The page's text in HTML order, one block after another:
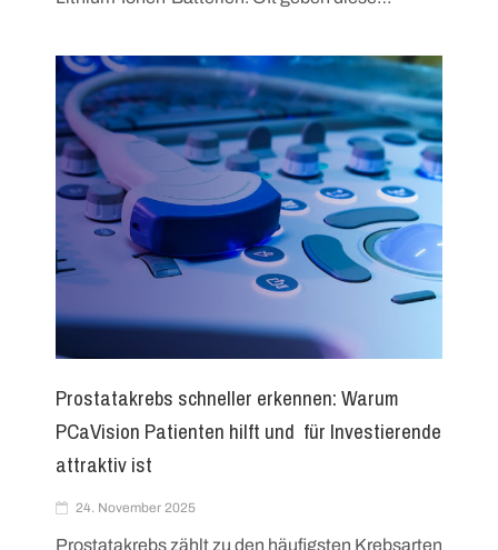
Prostatakrebs schneller erkennen: Warum
PCaVision Patienten hilft und für Investierende
attraktiv ist
24. November 2025
Prostatakrebs zählt zu den häufigsten Krebsarten